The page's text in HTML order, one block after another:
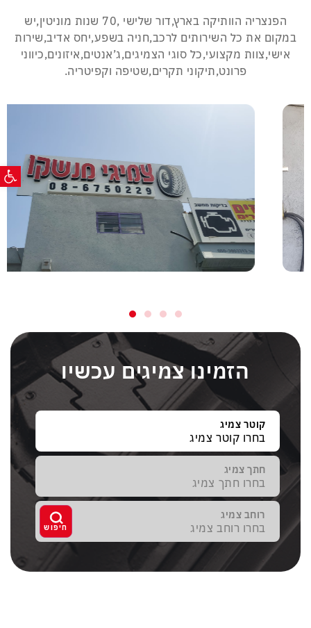
פתח
הפנצריה הוותיקה בארץ,דור שלישי ,70 שנות מוניטין,יש
במקום את כל השירותים לרכב,חניה בשפע,יחס אדיב,שירות
אישי,צוות מקצועי,כל סוגי הצמיגים,ג’אנטים,איזונים,כיווני
פרונט,תיקוני תקרים,שטיפה וקפיטריה.
הזמינו צמיגים עכשיו
קוטר צמיג
חתך צמיג
רוחב צמיג